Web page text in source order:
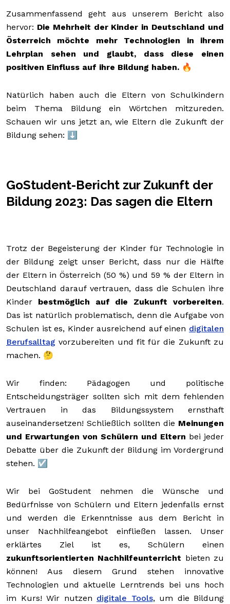
Zusammenfassend geht aus unserem Bericht also
hervor: Die Mehrheit der Kinder in Deutschland und
Österreich möchte mehr Technologien in ihrem
Lehrplan sehen und glaubt, dass diese einen
positiven Einfluss auf ihre Bildung haben. 🔥
Natürlich haben auch die Eltern von Schulkindern
beim Thema Bildung ein Wörtchen mitzureden.
Schauen wir uns jetzt an, wie Eltern die Zukunft der
Bildung sehen: ⬇️
GoStudent-Bericht zur Zukunft der
Bildung 2023: Das sagen die Eltern
Trotz der Begeisterung der Kinder für Technologie in
der Bildung zeigt unser Bericht, dass nur die Hälfte
der Eltern in Österreich (50 %) und 59 % der Eltern in
Deutschland darauf vertrauen, dass die Schulen ihre
Kinder bestmöglich auf die Zukunft vorbereiten.
Das ist natürlich problematisch, denn die Aufgabe von
Schulen ist es, Kinder ausreichend auf einen digitalen
Berufsalltag vorzubereiten und fit für die Zukunft zu
machen. 🤔
Wir finden: Pädagogen und politische
Entscheidungsträger sollten sich mit dem fehlenden
Vertrauen in das Bildungssystem ernsthaft
auseinandersetzen! Schließlich sollten die Meinungen
und Erwartungen von Schülern und Eltern bei jeder
Debatte über die Zukunft der Bildung im Vordergrund
stehen. ☑️
Wir bei GoStudent nehmen die Wünsche und
Bedürfnisse von Schülern und Eltern jedenfalls ernst
und werden die Erkenntnisse aus dem Bericht in
unser Nachhilfeangebot einfließen lassen. Unser
erklärtes Ziel ist es, Schülern einen
zukunftsorientierten Nachhilfeunterricht bieten zu
können! Aus diesem Grund stehen innovative
Technologien und aktuelle Lerntrends bei uns hoch
im Kurs! Wir nutzen digitale Tools, um die Bildung